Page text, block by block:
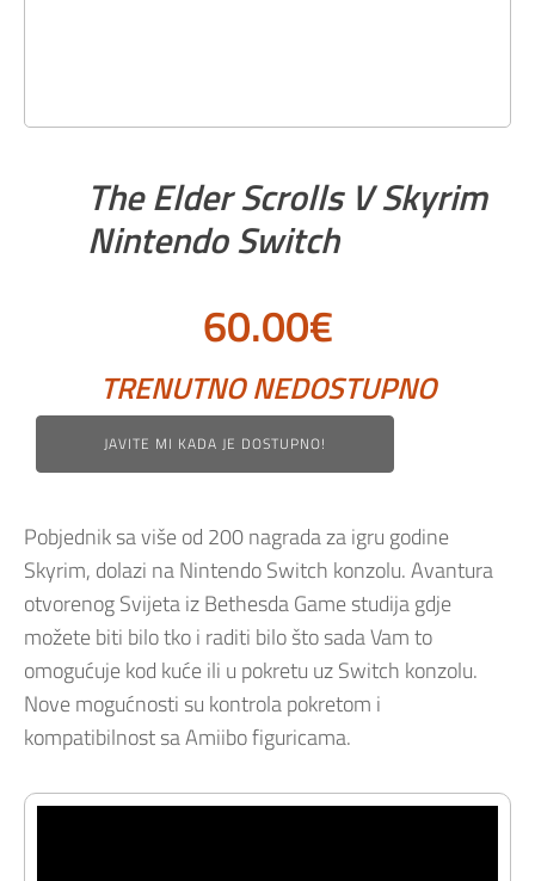
The Elder Scrolls V Skyrim
Nintendo Switch
60.00€
TRENUTNO NEDOSTUPNO
JAVITE MI KADA JE DOSTUPNO!
Pobjednik sa više od 200 nagrada za igru godine
Skyrim, dolazi na Nintendo Switch konzolu. Avantura
otvorenog Svijeta iz Bethesda Game studija gdje
možete biti bilo tko i raditi bilo što sada Vam to
omogućuje kod kuće ili u pokretu uz Switch konzolu.
Nove mogućnosti su kontrola pokretom i
kompatibilnost sa Amiibo figuricama.